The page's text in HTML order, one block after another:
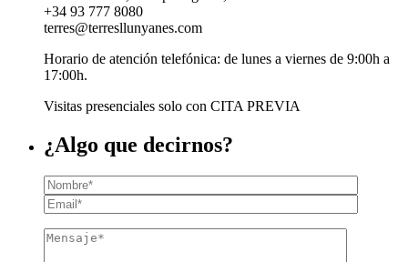
+34 93 777 8080
terres@terresllunyanes.com
Horario de atención telefónica: de lunes a viernes de 9:00h a
17:00h.
Visitas presenciales solo con CITA PREVIA
¿Algo que decirnos?